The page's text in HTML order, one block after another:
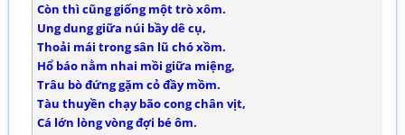
Còn thì cũng giống một trò xôm.
Ung dung giữa núi bầy dê cụ,
Thoải mái trong sân lũ chó xồm.
Hổ báo nằm nhai mồi giữa miệng,
Trâu bò đứng gặm cỏ đầy mồm.
Tàu thuyền chạy bão cong chân vịt,
Cá lớn lòng vòng đợi bé ôm.